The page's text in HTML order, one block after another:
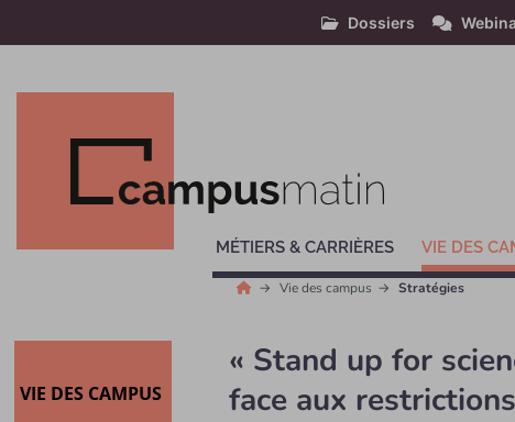
Dossiers
MÉTIERS & CARRIÈRES VIE DES
Vie des campus Stratégies
VIE DES CAMPUS
« Stand up for
face aux